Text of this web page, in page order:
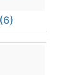
(6)